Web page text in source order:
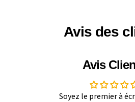
Avis des
Avis
Soyez le premier à